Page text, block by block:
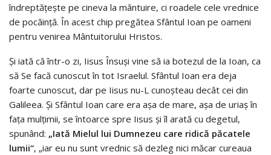
îndreptățește pe cineva la mântuire, ci roadele cele vrednice
de pocăință. În acest chip pregătea Sfântul Ioan pe oameni
pentru venirea Mântuitorului Hristos.
Și iată că într-o zi, Iisus Însuși vine să ia botezul de la Ioan, ca
să Se facă cunoscut în tot Israelul. Sfântul Ioan era deja
foarte cunoscut, dar pe Iisus nu-L cunoșteau decât cei din
Galileea. Și Sfântul Ioan care era așa de mare, așa de uriaș în
fața mulțimii, se întoarce spre Iisus și îl arată cu degetul,
spunând: „Iată Mielul lui Dumnezeu care ridică păcatele
lumii“, „iar eu nu sunt vrednic să dezleg nici măcar cureaua